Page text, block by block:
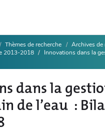
Thèmes de recherche
Archives de
2013-2018
Innovations dans la
dans la
de l’eau :